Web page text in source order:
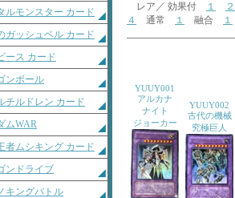
ルモンスター カード
ガッシュベル カード
ース カード
ンボール
チルドレン カード
ムWAR
者ムシキング カード
ンドライブ
キングバトル
レア／ 効果付
１
２
４
通常 １ 融合 １
YUUY001
アルカナ
ナイト
ジョーカー
YUUY002
古代の機械
究極巨人